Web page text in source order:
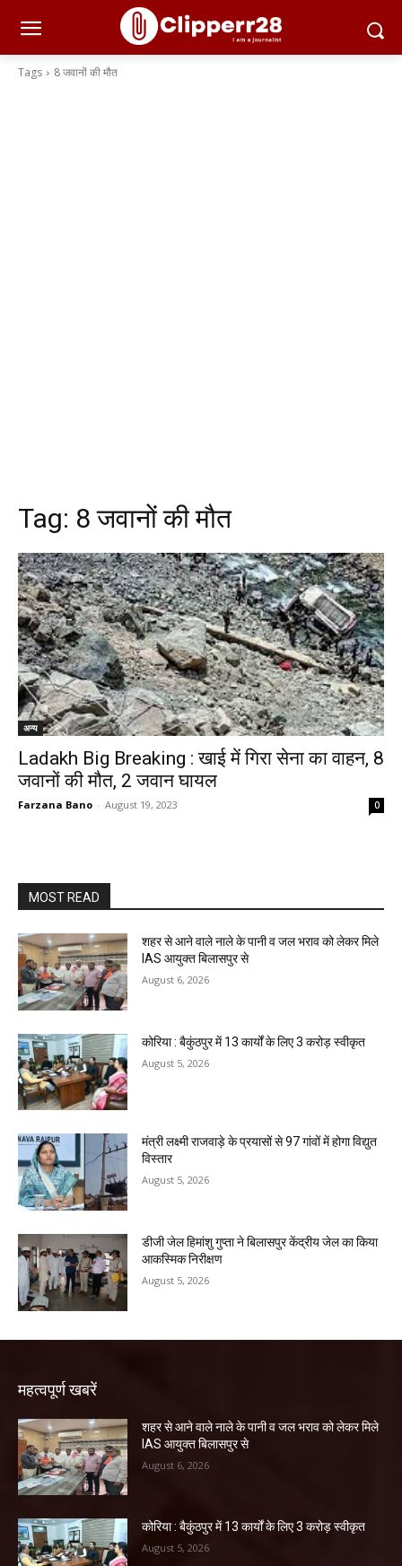
Tags 8 जवानों की मौत
Tag: 8 जवानों की मौत
अन्य
Ladakh Big Breaking : खाई में गिरा सेना का वाहन, 8
जवानों की मौत, 2 जवान घायल
Farzana Bano - August 19, 2023 0
MOST READ
शहर से आने वाले नाले के पानी व जल भराव को लेकर मिले
IAS आयुक्त बिलासपुर से
August 6, 2026
कोरिया : बैकुंठपुर में 13 कार्यों के लिए 3 करोड़ स्वीकृत
August 5, 2026
मंत्री लक्ष्मी राजवाड़े के प्रयासों से 97 गांवों में होगा विद्युत
विस्तार
August 5, 2026
डीजी जेल हिमांशु गुप्ता ने बिलासपुर केंद्रीय जेल का किया
आकस्मिक निरीक्षण
August 5, 2026
महत्वपूर्ण खबरें
शहर से आने वाले नाले के पानी व जल भराव को लेकर मिले
IAS आयुक्त बिलासपुर से
August 6, 2026
कोरिया : बैकुंठपुर में 13 कार्यों के लिए 3 करोड़ स्वीकृत
August 5, 2026